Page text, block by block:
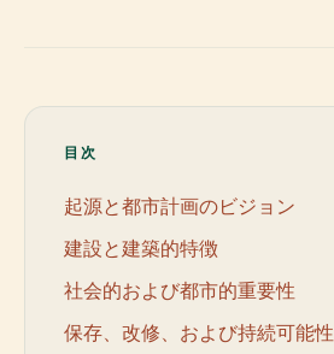
目次
起源と都市計画のビジョン
建設と建築的特徴
社会的および都市的重要性
保存、改修、および持続可能性